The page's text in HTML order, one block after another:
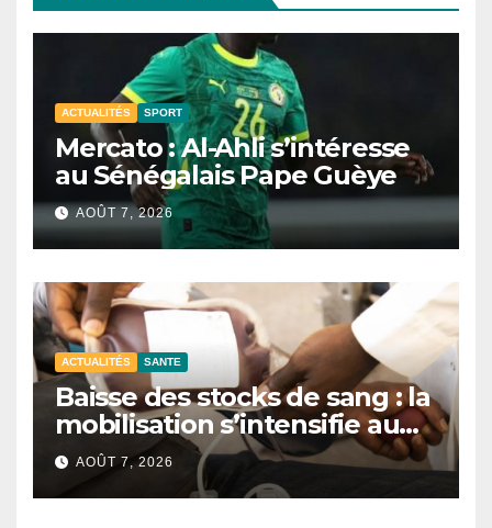
ACTUALITÉS SPORT
Mercato : Al-Ahli s’intéresse
au Sénégalais Pape Guèye
AOÛT 7, 2026
ACTUALITÉS SANTE
Baisse des stocks de sang : la
mobilisation s’intensifie au
CNTS de Dakar.
AOÛT 7, 2026